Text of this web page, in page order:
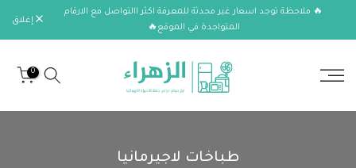
الانتقال🔥 ملاحظة توجد اسعار غير محدثة للمعرفة اكثر االتواصل مع الارقام
المتواجدة في الموقع🔥
إغلاق
0
طباخات لاجيرمانيا